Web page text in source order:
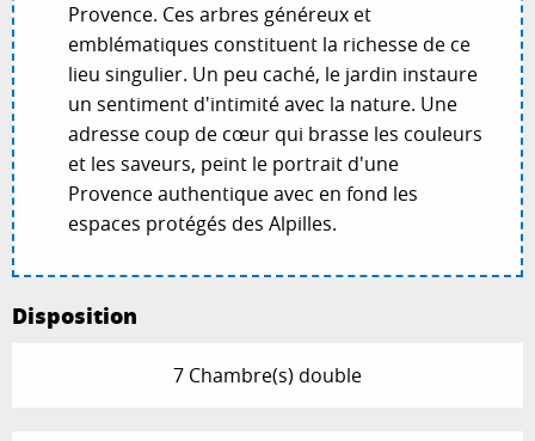
Provence. Ces arbres généreux et
emblématiques constituent la richesse de ce
lieu singulier. Un peu caché, le jardin instaure
un sentiment d'intimité avec la nature. Une
adresse coup de cœur qui brasse les couleurs
et les saveurs, peint le portrait d'une
Provence authentique avec en fond les
espaces protégés des Alpilles.
Disposition
7 Chambre(s) double